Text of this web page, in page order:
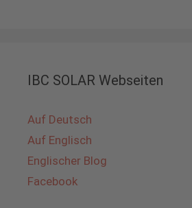
IBC SOLAR Webseiten
Auf Deutsch
Auf Englisch
Englischer Blog
Facebook